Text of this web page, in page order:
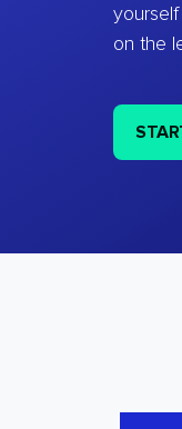
on the